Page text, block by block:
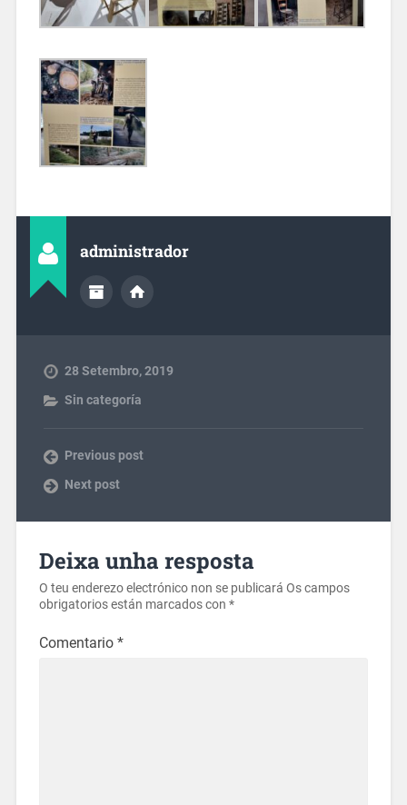
administrador
28 Setembro, 2019
Sin categoría
Previous post
Next post
Deixa unha resposta
O teu enderezo electrónico non se publicará Os campos
obrigatorios están marcados con *
Comentario *